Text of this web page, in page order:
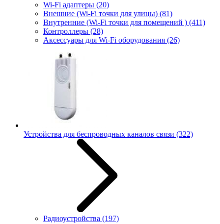
Wi-Fi адаптеры (20)
Внешние (Wi-Fi точки для улицы) (81)
Внутренние (Wi-Fi точки для помещений ) (411)
Контроллеры (28)
Аксессуары для Wi-Fi оборудования (26)
Устройства для беспроводных каналов связи (322)
Радиоустройства (197)